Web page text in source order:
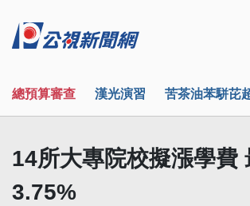
總預算審查 漢光演習 苦茶油苯駢芘
14所大專院校擬漲學費
3.75%